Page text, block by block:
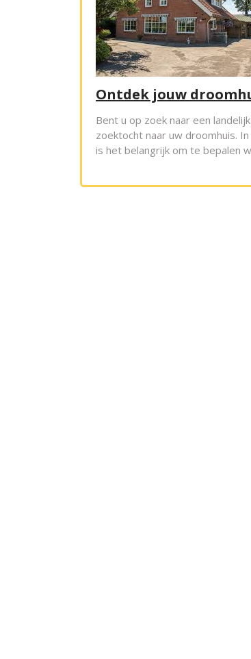
Ontdek jouw
Bent u op zoek naar een
zoektocht naar uw droomhuis.
is het belangrijk om te bepalen